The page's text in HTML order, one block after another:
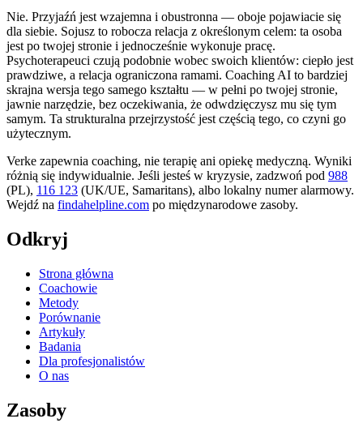
Nie. Przyjaźń jest wzajemna i obustronna — oboje pojawiacie się
dla siebie. Sojusz to robocza relacja z określonym celem: ta osoba
jest po twojej stronie i jednocześnie wykonuje pracę.
Psychoterapeuci czują podobnie wobec swoich klientów: ciepło jest
prawdziwe, a relacja ograniczona ramami. Coaching AI to bardziej
skrajna wersja tego samego kształtu — w pełni po twojej stronie,
jawnie narzędzie, bez oczekiwania, że odwdzięczysz mu się tym
samym. Ta strukturalna przejrzystość jest częścią tego, co czyni go
użytecznym.
Verke zapewnia coaching, nie terapię ani opiekę medyczną. Wyniki
różnią się indywidualnie. Jeśli jesteś w kryzysie, zadzwoń pod 988
(PL), 116 123 (UK/UE, Samaritans), albo lokalny numer alarmowy.
Wejdź na findahelpline.com po międzynarodowe zasoby.
Odkryj
Strona główna
Coachowie
Metody
Porównanie
Artykuły
Badania
Dla profesjonalistów
O nas
Zasoby